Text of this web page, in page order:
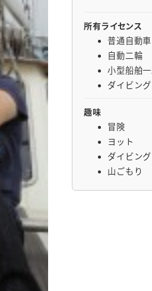
所有ライセンス
普通自動車
自動二輪
小型船舶
ダイビン
趣味
冒険
ヨット
ダイビング
山ごもり